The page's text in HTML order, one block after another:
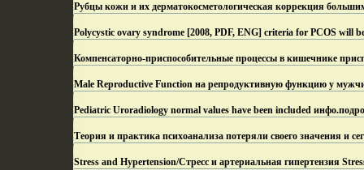
Рубцы кожи и их дерматокосметологическая коррекция
Polycystic ovary syndrome [2008, PDF, ENG] criteria for PCOS will
Компенсаторно-приспособительные процессы в кишечнике
Male Reproductive Function на репродуктивную функцию у
Pediatric Uroradiology normal values have been included инфо.
Теория и практика психоанализа потеряли своего значения и
Stress and Hypertension/Стресс и артериальная гипертензия